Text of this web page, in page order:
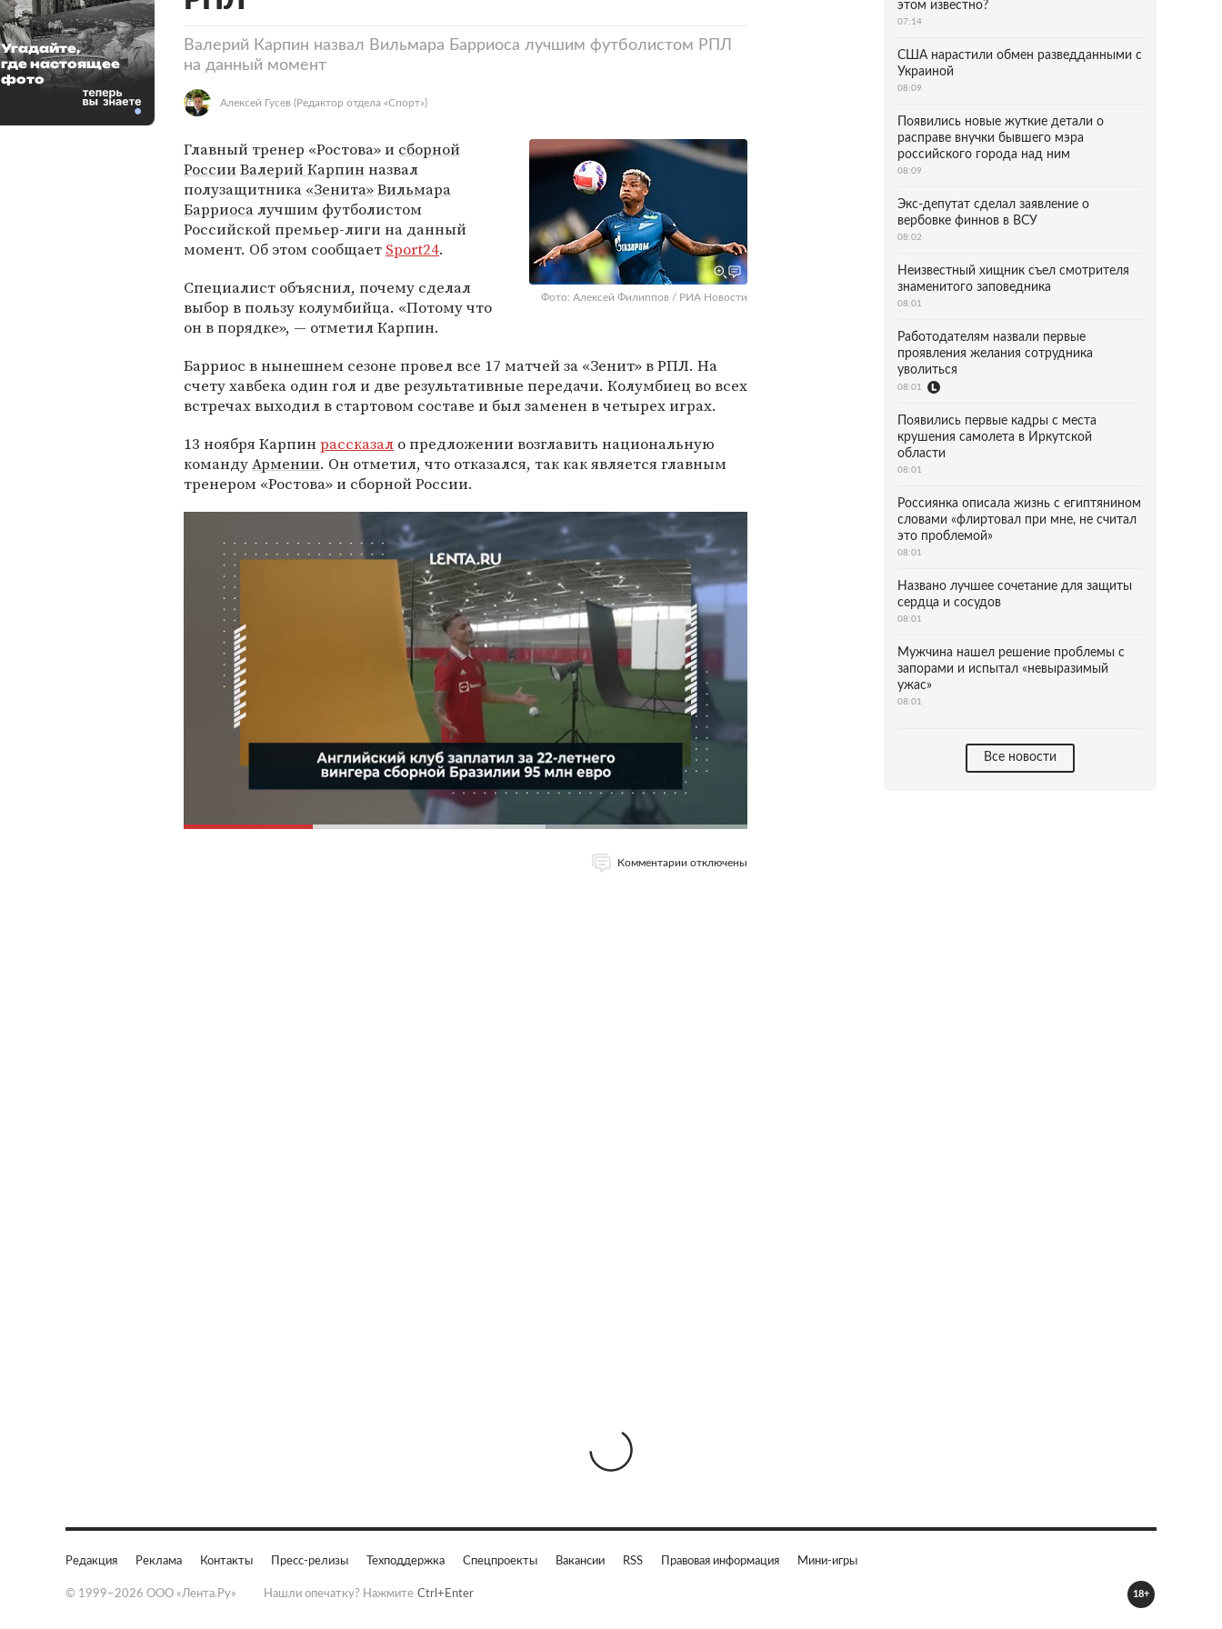
Валерий Карпин назвал Вильмара Барриоса лучшим футболистом РПЛ
на данный момент
Алексей Гусев (Редактор отдела «Спорт»)
Фото: Алексей Филиппов / РИА Новости
Главный тренер «Ростова» и сборной
РоссииВалерий Карпинназвал
полузащитника «Зенита»Вильмара
Барриосалучшим футболистом
Российской премьер-лиги на данный
момент. Об этом сообщает Sport24.
Специалист объяснил, почему сделал
выбор в пользу колумбийца. «Потому что
он в порядке», — отметил Карпин.
Барриос в нынешнем сезоне провел все 17 матчей за «Зенит» в РПЛ. На
счету хавбека один гол и две результативные передачи. Колумбиец во всех
встречах выходил в стартовом составе и был заменен в четырех играх.
13 ноября Карпинрассказал о предложении возглавить национальную
командуАрмении. Он отметил, что отказался, так как является главным
тренером «Ростова» и сборной России.
Комментарии отключены
Угадайте,
где настоящее
фото
этом известно?
07:14
США нарастили обмен разведданными с
Украиной
08:09
Появились новые жуткие детали о
расправе внучки бывшего мэра
российского города над ним
08:09
Экс-депутат сделал заявление о
вербовке финнов в ВСУ
08:02
Неизвестный хищник съел смотрителя
знаменитого заповедника
08:01
Работодателям назвали первые
проявления желания сотрудника
уволиться
08:01
Появились первые кадры с места
крушения самолета в Иркутской
области
08:01
Россиянка описала жизнь с египтянином
словами «флиртовал при мне, не считал
это проблемой»
08:01
Названо лучшее сочетание для защиты
сердца и сосудов
08:01
Мужчина нашел решение проблемы с
запорами и испытал «невыразимый
ужас»
08:01
Все новости
Редакция Реклама Контакты Пресс-релизы Техподдержка Спецпроекты Вакансии RSS Правовая информация Мини-игры
© 1999–2026 ООО «Лента.Ру» Нашли опечатку? Нажмите Ctrl+Enter 18+